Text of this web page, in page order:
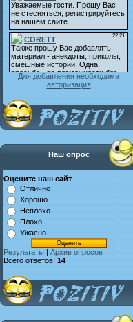
Для добавления необходима
авторизация
Наш опрос
Оцените наш сайт
Отлично
Хорошо
Неплохо
Плохо
Ужасно
Результаты | Архив опросов
Всего ответов: 14